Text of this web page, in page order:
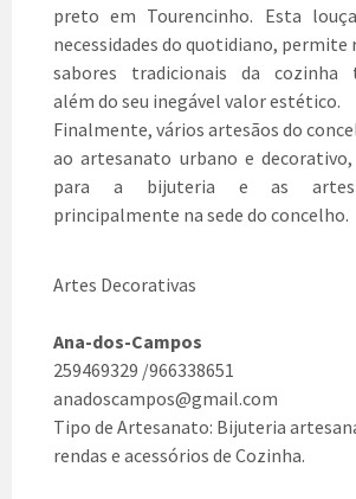
preto em Tourencinho. Esta
necessidades do quotidiano, permite
sabores tradicionais da cozinha
além do seu inegável valor estético.
Finalmente, vários artesãos do
ao artesanato urbano e
para a bijuteria e as artes
principalmente na sede do concelho.
Artes Decorativas
Ana-dos-Campos
259469329 /966338651
anadoscampos@gmail.com
Tipo de Artesanato: Bijuteria
rendas e acessórios de Cozinha.